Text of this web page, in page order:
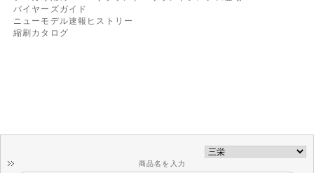
バイヤーズガイド
ニューモデル速報ヒストリー
縮刷カタログ
商品名を入力